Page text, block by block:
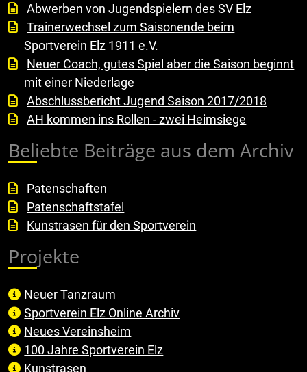
Abwerben von Jugendspielern des SV Elz
Trainerwechsel zum Saisonende beim
Sportverein Elz 1911 e.V.
Neuer Coach, gutes Spiel aber die Saison beginnt
mit einer Niederlage
Abschlussbericht Jugend Saison 2017/2018
AH kommen ins Rollen - zwei Heimsiege
Beliebte Beiträge aus dem Archiv
Patenschaften
Patenschaftstafel
Kunstrasen für den Sportverein
Projekte
Neuer Tanzraum
Sportverein Elz Online Archiv
Neues Vereinsheim
100 Jahre Sportverein Elz
Kunstrasen